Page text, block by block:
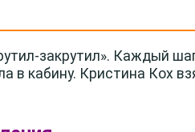
закрутил». Каждый
в кабину. Кристина Кох